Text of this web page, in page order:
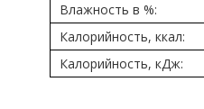
Влажность в %:
Калорийность, ккал:
Калорийность, кДж: